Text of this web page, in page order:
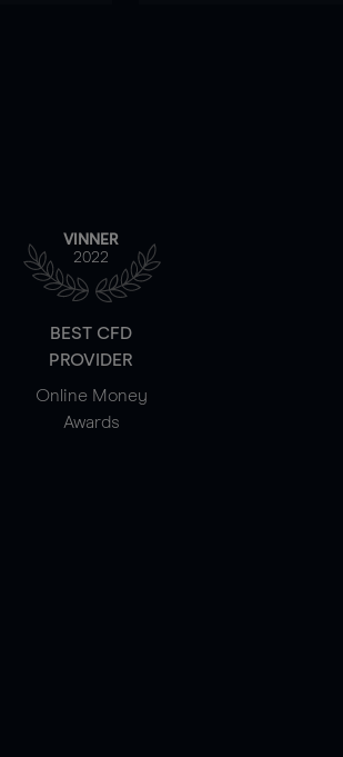
VINNER
2022
BEST CFD
PROVIDER
Online Money
Awards